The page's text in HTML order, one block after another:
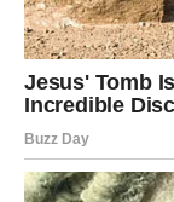
iskustvu, samo
sobu. Biljka
stvara nelagodu,
dasku ili izvan
muhe, tjerajući
iu osušenom